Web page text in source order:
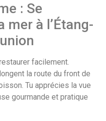
: Se
mer à l’Étang-
facilement.
la route du front de
Tu apprécies la vue
gourmande et pratique